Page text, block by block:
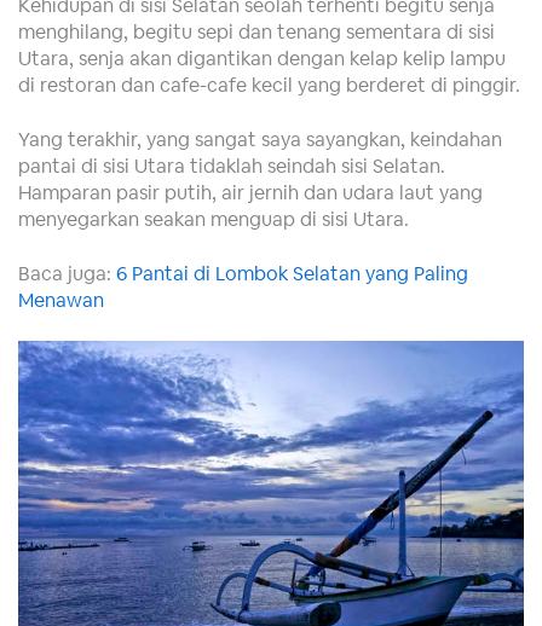
menghilang, begitu sepi dan tenang sementara di sisi
Utara, senja akan digantikan dengan kelap kelip lampu
di restoran dan cafe-cafe kecil yang berderet di pinggir.
Yang terakhir, yang sangat saya sayangkan, keindahan
pantai di sisi Utara tidaklah seindah sisi Selatan.
Hamparan pasir putih, air jernih dan udara laut yang
menyegarkan seakan menguap di sisi Utara.
Baca juga: 6 Pantai di Lombok Selatan yang Paling
Menawan